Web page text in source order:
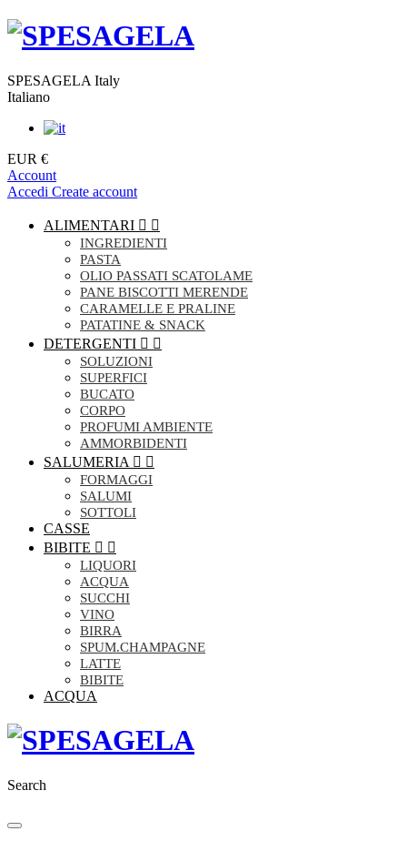
SPESAGELA Italy
Italiano
EUR €
Account
Accedi Create account
ALIMENTARI  
INGREDIENTI
PASTA
OLIO PASSATI SCATOLAME
PANE BISCOTTI MERENDE
CARAMELLE E PRALINE
PATATINE & SNACK
DETERGENTI  
SOLUZIONI
SUPERFICI
BUCATO
CORPO
PROFUMI AMBIENTE
AMMORBIDENTI
SALUMERIA  
FORMAGGI
SALUMI
SOTTOLI
CASSE
BIBITE  
LIQUORI
ACQUA
SUCCHI
VINO
BIRRA
SPUM.CHAMPAGNE
LATTE
BIBITE
ACQUA
Search